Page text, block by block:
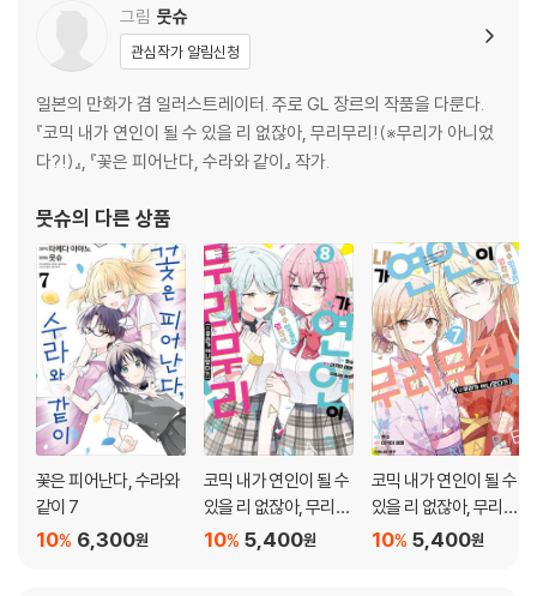
그림 뭇슈
관심작가 알림신청
일본의 만화가 겸 일러스트레이터. 주로 GL 장르의 작품을 다룬다.
『코믹 내가 연인이 될 수 있을 리 없잖아, 무리무리!(※무리가 아니었
다?!)』, 『꽃은 피어난다, 수라와 같이』 작가.
뭇슈의 다른 상품
꽃은 피어난다, 수라와
같이 7
6,300원
10%
코믹 내가 연인이 될 수
있을 리 없잖아, 무리무
리! (※무리가 아니었
5,400원
10%
코믹 내가 연인이 될 수
있을 리 없잖아, 무리무
리! (※무리가 아니었
5,400원
10%